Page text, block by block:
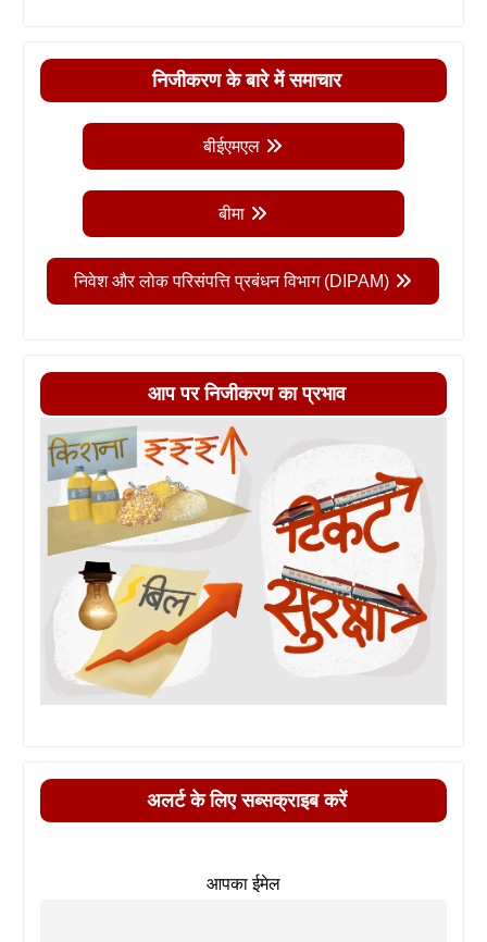
निजीकरण के बारे में समाचार
बीईएमएल
बीमा
निवेश और लोक परिसंपत्ति प्रबंधन विभाग (DIPAM)
आप पर निजीकरण का प्रभाव
अलर्ट के लिए सब्सक्राइब करें
आपका ईमेल